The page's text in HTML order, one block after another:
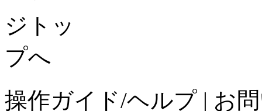
操作ガイド/ヘルプ | お